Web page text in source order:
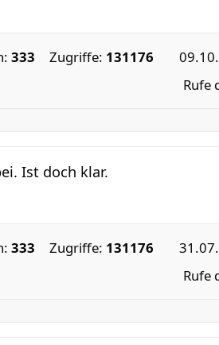
333 Zugriffe: 131176
Rufe
Ist doch klar.
333 Zugriffe: 131176
Rufe